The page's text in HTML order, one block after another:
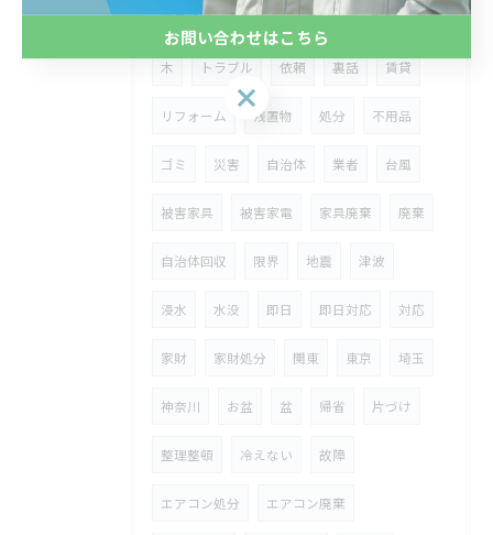
遺品処分 遺品 やること 砂利
木 トラブル 依頼 裏話 賃貸
リフォーム 残置物 処分 不用品
ゴミ 災害 自治体 業者 台風
被害家具 被害家電 家具廃棄 廃棄
自治体回収 限界 地震 津波
浸水 水没 即日 即日対応 対応
家財 家財処分 関東 東京 埼玉
神奈川 お盆 盆 帰省 片づけ
整理整頓 冷えない 故障
エアコン処分 エアコン廃棄
お問い合わせはこちら
お問い合わせはこちら